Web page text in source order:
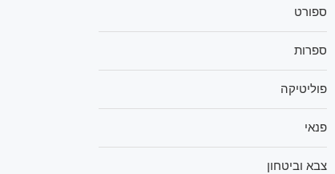
ספורט
ספרות
פוליטיקה
פנאי
צבא וביטחון